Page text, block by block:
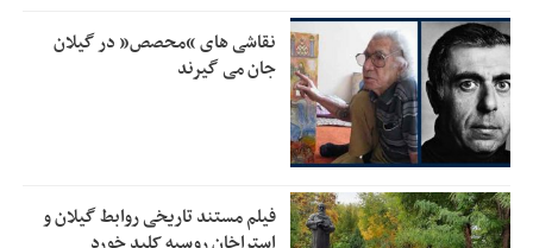
1:00 تمدید مهلت اظهارنامه‌های مالیاتی سال ۱۴۰۴ تا پایان شهریورماه
نقاشی های “محصص” در گیلان
جان می گیرند
فیلم مستند تاریخی روابط گیلان و